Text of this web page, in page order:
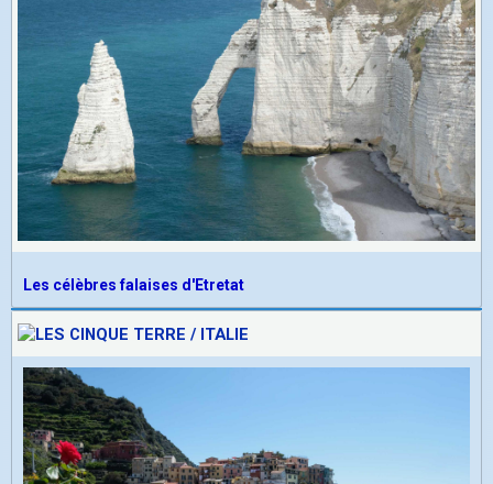
Les célèbres falaises d'Etretat